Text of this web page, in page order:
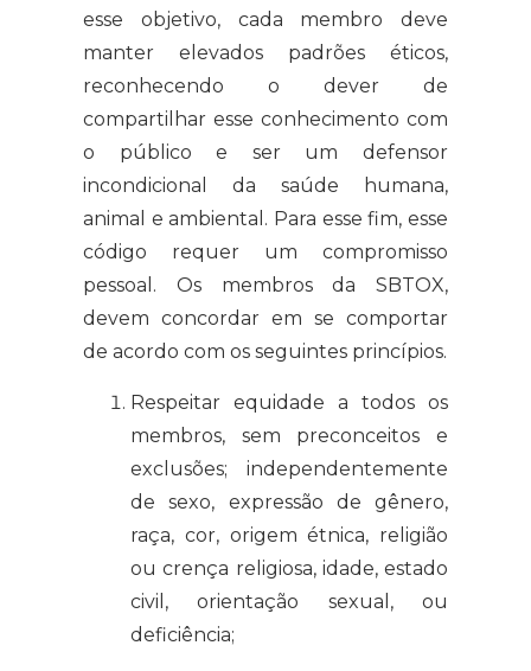
esse objetivo, cada membro deve
manter elevados padrões éticos,
reconhecendo o dever de
compartilhar esse conhecimento com
o público e ser um defensor
incondicional da saúde humana,
animal e ambiental. Para esse fim, esse
código requer um compromisso
pessoal. Os membros da SBTOX,
devem concordar em se comportar
de acordo com os seguintes princípios.
Respeitar equidade a todos os
membros, sem preconceitos e
exclusões; independentemente
de sexo, expressão de gênero,
raça, cor, origem étnica, religião
ou crença religiosa, idade, estado
civil, orientação sexual, ou
deficiência;